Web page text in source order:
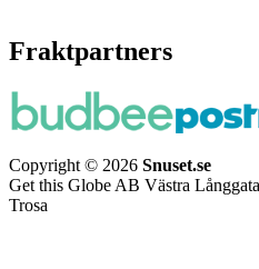
Fraktpartners
Copyright © 2026 Snuset.se
Get this Globe AB Västra
Trosa